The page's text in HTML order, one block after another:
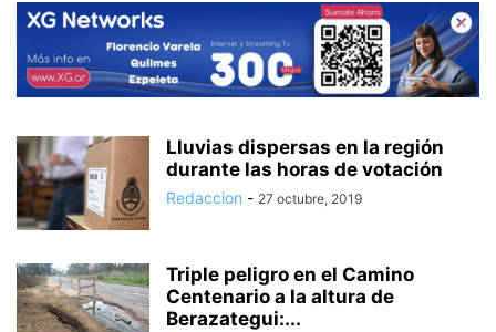
Lluvias dispersas en la región
durante las horas de votación
Redaccion - 27 octubre, 2019
Triple peligro en el Camino
Centenario a la altura de
Berazategui:...